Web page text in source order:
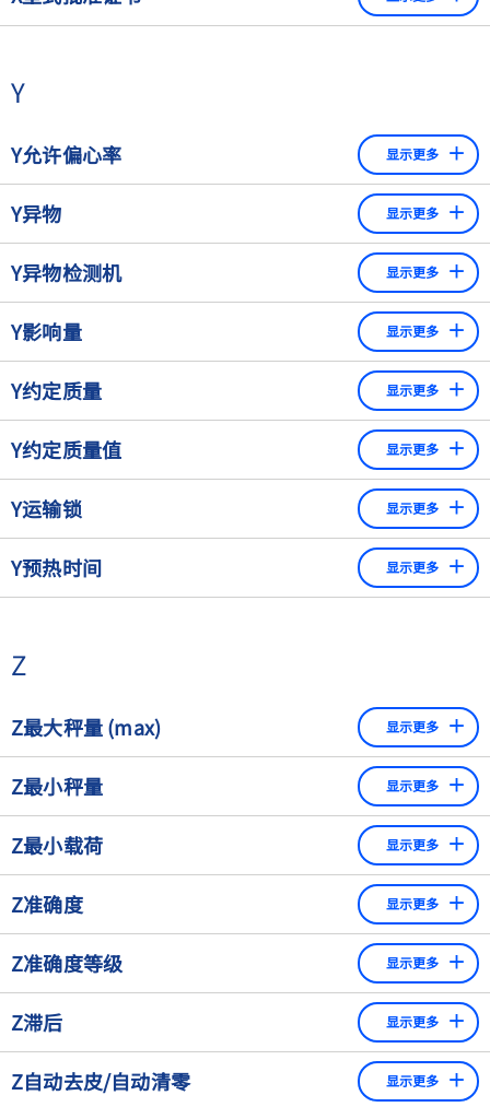
胶、石头，甚至某些类型的塑料。产生X光图像的过程不会在
产品上留下任何痕迹。由于这个原因，这种方法首选用于包
一个X光检出系统由三个核心部件组成--发生器、探测器和图
像处理器--以及机械和传送系统。不同的应用领域有特殊的硬
件配置，这使得核心部件可用于广泛的应用。
影响X光检出系统的因素：
产品尺寸和密度
原子质量
产品的同质性
异物方向
异物位置
的。IEC型式认证证书对欧洲联盟（EU）的所有成员国都
有效。
Y
Y允许偏心率 显示更多
描述了载荷到称重传感器中心测量轴的最大距离（mm）。
如果载荷超出这个限制，测量结果可能不正确
Y异物 显示更多
异物是产品中的一种物理污染。这些异物可能对产品质量产
生物理或化学影响，并可能对消费者构成风险。例如，水果
中的石头、沙拉中的金属丝或金属碎片或果酱中的碎玻璃。
Y异物检测机 显示更多
这些系统可以检测各种类型的异物。金属检测机和X光检出系
统之间有区别。工业金属检测机是基于一个线圈，在搜索通
道中产生一个电磁场。每个经过的产品都会留下一个特定的
图案。一旦发现有偏差，就表明有污染。特殊的圆形线圈，
如Vistus Freefall，可以检测出下落的产品流中的异物，例如
散装材料、休闲食品等。通过Flexus® Combi，茵泰科甚至
提供了检重秤和金属检测机的组合。这使用户在最小的空间
内获得最大的质量控制。
Y影响量 显示更多
Y约定质量 显示更多
一个实际砝码在温度为20℃时与材料密度为8000 kg/m³
的假想砝码在空气密度为1.2 kg/m³的条件下相互平衡，
后者的真空质量就称为前者的约定质量。
现在，偏离8000 kg/m3密度的砝码被调整，以便在1.2
kg/m3的标准空气密度下，它们与密度为8000 kg/m3的
砝码具有相同的效果。
Y约定质量值 显示更多
的质量标准的质
量，该标准使该物体在20°C，空气密度为1.2 mg/cm -3时
保持平衡。如果一个物体的密度为8 g/cm-3，那么它的约
定质量和质量是相同的。
Y运输锁 显示更多
在运输过程中保护测量系统敏感部件的设备，特别是称重单
元
Y预热时间 显示更多
Z
Z最大秤量 (max) 显示更多
最大秤量是指称量范围的上限。它没有计入去皮装置的附加
去皮能力（见"去皮"）。
Z最小秤量 显示更多
经法律检定的仪器上的称量范围的下限。低于该值的称重结
果可能会出现过大的相对误差。称重仪器的使用不得低于其
最小秤量。​
Z最小载荷 显示更多
如果重量低于这个值，那么就会造成称重结果的相对测量偏
差较大。根据包装控制规定，最小载荷取决于检定秤的分
度。在其他可检定的应用中，它也可能取决于允许的不精确
性。
Z准确度 显示更多
准确度是一个定性的术语，描述了被测量的量与它的真实
值之间的相关性。系统误差和随机误差更适合于评估像秤
这样的计量设备。由于系统误差是可以纠正的，所以"准
确度"在实践中经常被用来指定测量设备的随机误差或不
确定范围。
准确度对衡器的性能至关重要，因为准确度差不仅会导致
Z准确度等级 显示更多
准确度等级是基于各种因素的分类，根据国际公认的建议
OIML R60，准确度等级是标准化的。这些因素是：线性偏
差、迟滞、温度对特征值的影响、可重复性、负载蠕变和最
小静载荷信号的温度系数。在OIML R60中，精度等级是根据
Z滞后 显示更多
滞后是指在恒定的负载下，显示的数值取决于之前的负
载。定量来说，滞后表示为同一负载在较轻的负载后称量
Z自动去皮/自动清零 显示更多